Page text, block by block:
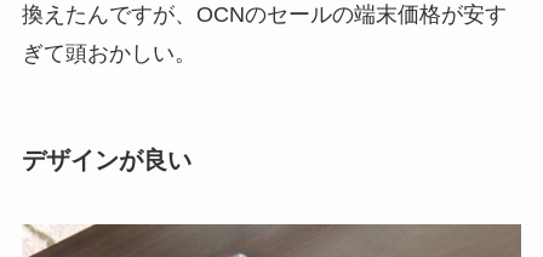
換えたんですが、OCNのセールの端末価格が安す
ぎて頭おかしい。
デザインが良い